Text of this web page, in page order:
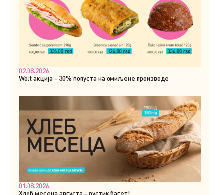
02.08.2026.
Wolt акција – 30% попуста на омиљене производе
01.08.2026.
Хлеб месеца августа – рустик багет!